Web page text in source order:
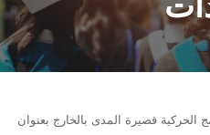
قصيرة المدى بالخارج بعنوان